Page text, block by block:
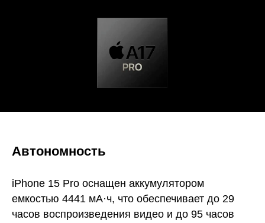
Автономность
iPhone 15 Pro оснащен аккумулятором
емкостью 4441 мА·ч, что обеспечивает до 29
часов воспроизведения видео и до 95 часов